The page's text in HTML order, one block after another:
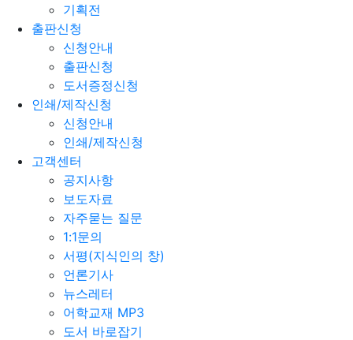
기획전
출판신청
신청안내
출판신청
도서증정신청
인쇄/제작신청
신청안내
인쇄/제작신청
고객센터
공지사항
보도자료
자주묻는 질문
1:1문의
서평(지식인의 창)
언론기사
뉴스레터
어학교재 MP3
도서 바로잡기